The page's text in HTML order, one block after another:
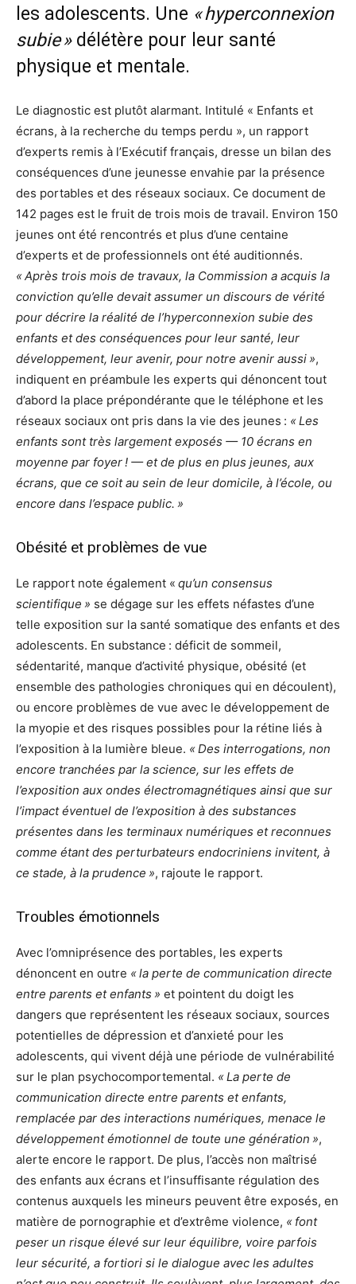
les adolescents. Une « hyperconnexion
subie » délétère pour leur santé
physique et mentale.
Le diagnostic est plutôt alarmant. Intitulé « Enfants et
écrans, à la recherche du temps perdu », un rapport
d’experts remis à l’Exécutif français, dresse un bilan des
conséquences d’une jeunesse envahie par la présence
des portables et des réseaux sociaux. Ce document de
142 pages est le fruit de trois mois de travail. Environ 150
jeunes ont été rencontrés et plus d’une centaine
d’experts et de professionnels ont été auditionnés.
« Après trois mois de travaux, la Commission a acquis la
conviction qu’elle devait assumer un discours de vérité
pour décrire la réalité de l’hyperconnexion subie des
enfants et des conséquences pour leur santé, leur
développement, leur avenir, pour notre avenir aussi »,
indiquent en préambule les experts qui dénoncent tout
d’abord la place prépondérante que le téléphone et les
réseaux sociaux ont pris dans la vie des jeunes : « Les
enfants sont très largement exposés — 10 écrans en
moyenne par foyer ! — et de plus en plus jeunes, aux
écrans, que ce soit au sein de leur domicile, à l’école, ou
encore dans l’espace public. »
Obésité et problèmes de vue
Le rapport note également « qu’un consensus
scientifique » se dégage sur les effets néfastes d’une
telle exposition sur la santé somatique des enfants et des
adolescents. En substance : déficit de sommeil,
sédentarité, manque d’activité physique, obésité (et
ensemble des pathologies chroniques qui en découlent),
ou encore problèmes de vue avec le développement de
la myopie et des risques possibles pour la rétine liés à
l’exposition à la lumière bleue. « Des interrogations, non
encore tranchées par la science, sur les effets de
l’exposition aux ondes électromagnétiques ainsi que sur
l’impact éventuel de l’exposition à des substances
présentes dans les terminaux numériques et reconnues
comme étant des perturbateurs endocriniens invitent, à
ce stade, à la prudence », rajoute le rapport.
Troubles émotionnels
Avec l’omniprésence des portables, les experts
dénoncent en outre « la perte de communication directe
entre parents et enfants » et pointent du doigt les
dangers que représentent les réseaux sociaux, sources
potentielles de dépression et d’anxieté pour les
adolescents, qui vivent déjà une période de vulnérabilité
sur le plan psychocomportemental. « La perte de
communication directe entre parents et enfants,
remplacée par des interactions numériques, menace le
développement émotionnel de toute une génération »,
alerte encore le rapport. De plus, l’accès non maîtrisé
des enfants aux écrans et l’insuffisante régulation des
contenus auxquels les mineurs peuvent être exposés, en
matière de pornographie et d’extrême violence, « font
peser un risque élevé sur leur équilibre, voire parfois
leur sécurité, a fortiori si le dialogue avec les adultes